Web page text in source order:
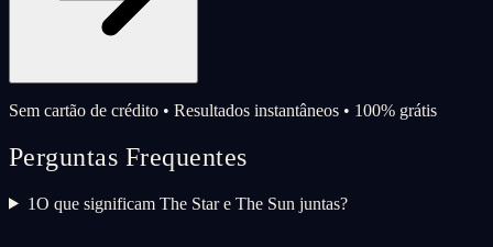
Sem cartão de crédito • Resultados instantâneos • 100% grátis
Perguntas Frequentes
1O que significam The Star e The Sun juntas?